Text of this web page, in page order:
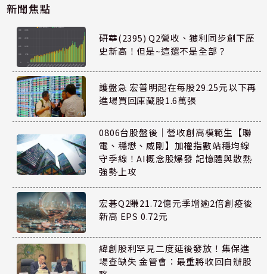
新聞焦點
研華(2395) Q2營收、獲利同步創下歷
史新高！但是~這還不是全部？
護盤急 宏普明起在每股29.25元以下再
進場買回庫藏股1.6萬張
0806台股盤後｜營收創高模範生【聯
電、穩懋、威剛】加權指數站穩均線
守季線！AI概念股爆發 記憶體與散熱
強勢上攻
宏碁Q2賺21.72億元季增逾2倍創疫後
新高 EPS 0.72元
緯創股利罕見二度延後發放！集保進
場查缺失 金管會：最重將收回自辦股